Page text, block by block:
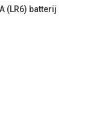
(LR6) batterij